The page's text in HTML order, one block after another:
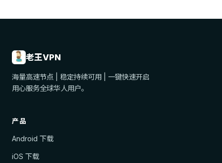
老王VPN
海量高速节点 | 稳定持续可用 | 一键快速开启
用心服务全球华人用户。
产品
Android 下载
iOS 下载